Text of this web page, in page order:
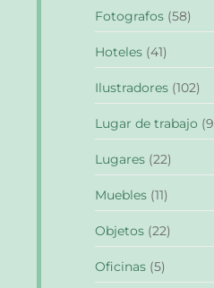
Fotografos (58)
Hoteles (41)
Ilustradores (102)
Lugar de trabajo
Lugares (22)
Muebles (11)
Objetos (22)
Oficinas (5)